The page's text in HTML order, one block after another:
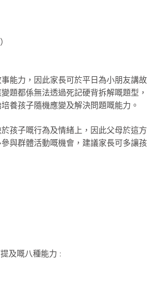
能力，因此家長可於平日為小朋友講故
題都係無法透過死記硬背拆解嘅題型，
養孩子隨機應變及解決問題嘅能力。
孩子嘅行為及情緒上，因此父母於這方
與群體活動嘅機會，建議家長可多讓孩
及嘅八種能力 :